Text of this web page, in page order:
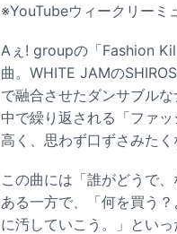
※YouTubeウィークリーミ
Aぇ! groupの「Fashion
曲。WHITE JAMの
で融合させたダンサブル
中で繰り返される「ファ
高く、思わず口ずさみたく
この曲には「誰がどうで
ある一方で、「何を買う
に汚していこう。」とい